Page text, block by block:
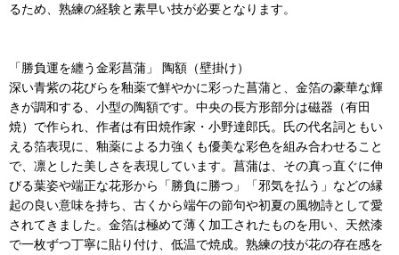
るため、熟練の経験と素早い技が必要となります。
「勝負運を纏う金彩菖蒲」 陶額（壁掛け）
深い青紫の花びらを釉薬で鮮やかに彩った菖蒲と、金箔の豪華な輝
きが調和する、小型の陶額です。中央の長方形部分は磁器（有田
焼）で作られ、作者は有田焼作家・小野達郎氏。氏の代名詞ともい
える箔表現に、釉薬による力強くも優美な彩色を組み合わせること
で、凛とした美しさを表現しています。菖蒲は、その真っ直ぐに伸
びる葉姿や端正な花形から「勝負に勝つ」「邪気を払う」などの縁
起の良い意味を持ち、古くから端午の節句や初夏の風物詩として愛
されてきました。金箔は極めて薄く加工されたものを用い、天然漆
で一枚ずつ丁寧に貼り付け、低温で焼成。熟練の技が花の存在感を